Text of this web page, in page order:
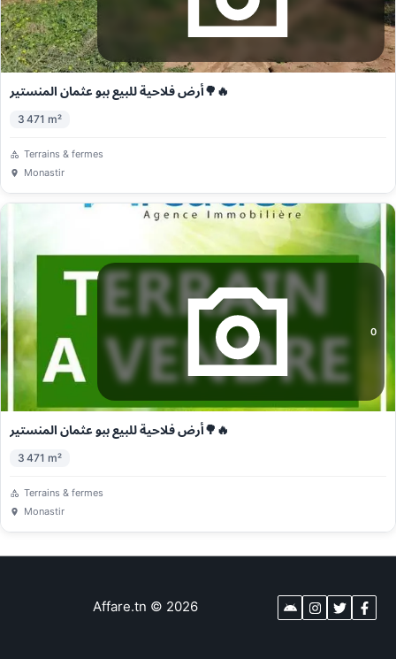
أرض فلاحية للبيع ببو عثمان المنستير🌳🔥
3 471 m²
Terrains & fermes
Monastir
0
أرض فلاحية للبيع ببو عثمان المنستير🌳🔥
3 471 m²
Terrains & fermes
Monastir
Affare.tn © 2026